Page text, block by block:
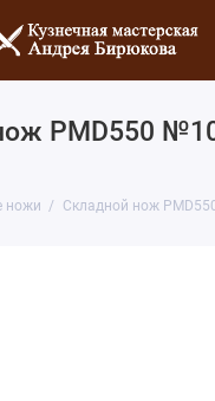
PMD550
ножи Складной нож